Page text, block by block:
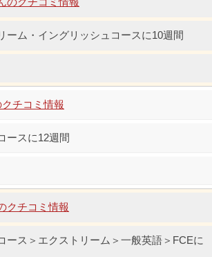
ーム・イングリッシュコースに10週間
チコミ情報
ースに12週間
クチコミ情報
ース＞エクストリーム＞一般英語＞FCEに